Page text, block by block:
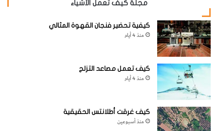
مجلة كيف تعمل الأشياء
كيفية تحضير فنجان القهوة المثالي
منذ 4 أيام
كيف تعمل مصاعد التزلج
منذ 4 أيام
كيف غرقت أطلانتس الحقيقية
منذ أسبوعين